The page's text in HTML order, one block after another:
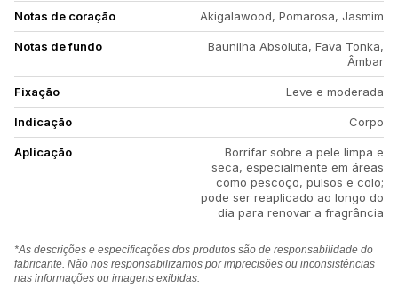
Notas de coração Akigalawood, Pomarosa, Jasmim
Notas de fundo
Baunilha Absoluta, Fava Tonka,
Âmbar
Fixação Leve e moderada
Indicação Corpo
Aplicação
Borrifar sobre a pele limpa e
seca, especialmente em áreas
como pescoço, pulsos e colo;
pode ser reaplicado ao longo do
dia para renovar a fragrância
*As descrições e especificações dos produtos são de responsabilidade do
fabricante. Não nos responsabilizamos por imprecisões ou inconsistências
nas informações ou imagens exibidas.